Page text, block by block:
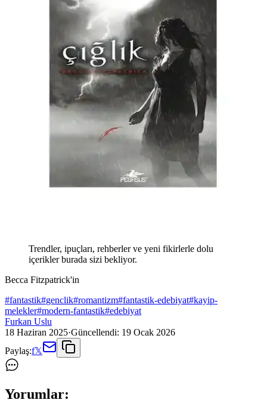
Trendler, ipuçları, rehberler ve yeni fikirlerle dolu
içerikler burada sizi bekliyor.
Becca Fitzpatrick'in
#fantastik#genclik#romantizm#fantastik-edebiyat#kayip-
melekler#modern-fantastik#edebiyat
Furkan Uslu
18 Haziran 2025·Güncellendi: 19 Ocak 2026
Paylaş:f𝕏
Yorumlar: